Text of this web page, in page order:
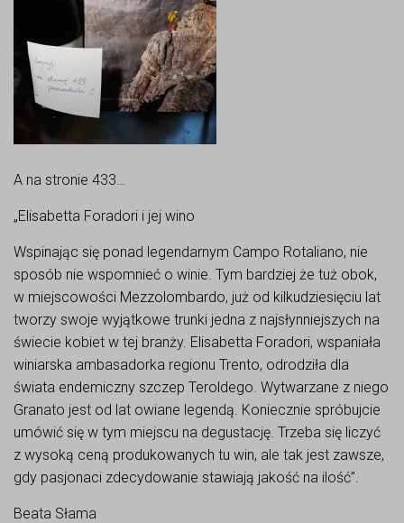
A na stronie 433…
„Elisabetta Foradori i jej wino
Wspinając się ponad legendarnym Campo Rotaliano, nie
sposób nie wspomnieć o winie. Tym bardziej że tuż obok,
w miejscowości Mezzolombardo, już od kilkudziesięciu lat
tworzy swoje wyjątkowe trunki jedna z najsłynniejszych na
świecie kobiet w tej branży. Elisabetta Foradori, wspaniała
winiarska ambasadorka regionu Trento, odrodziła dla
świata endemiczny szczep Teroldego. Wytwarzane z niego
Granato jest od lat owiane legendą. Koniecznie spróbujcie
umówić się w tym miejscu na degustację. Trzeba się liczyć
z wysoką ceną produkowanych tu win, ale tak jest zawsze,
gdy pasjonaci zdecydowanie stawiają jakość na ilość”.
Beata Słama